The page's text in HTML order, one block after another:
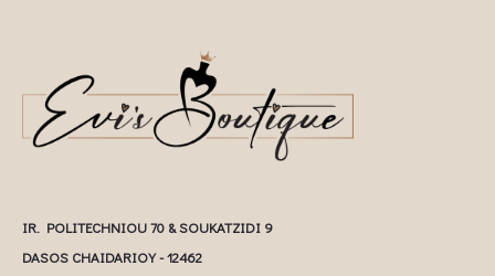
IR. POLITECHNIOU 70 & SOUKATZIDI 9
DASOS CHAIDARIOY - 12462